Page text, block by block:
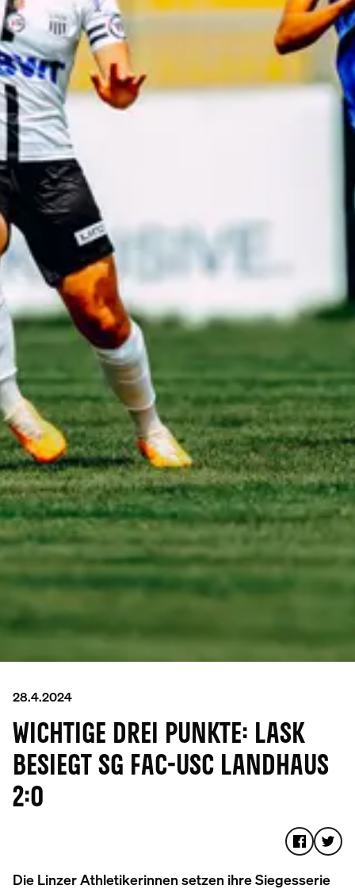
28.4.2024
WICHTIGE DREI PUNKTE: LASK
BESIEGT SG FAC-USC LANDHAUS
2:0
Die Linzer Athletikerinnen setzen ihre Siegesserie